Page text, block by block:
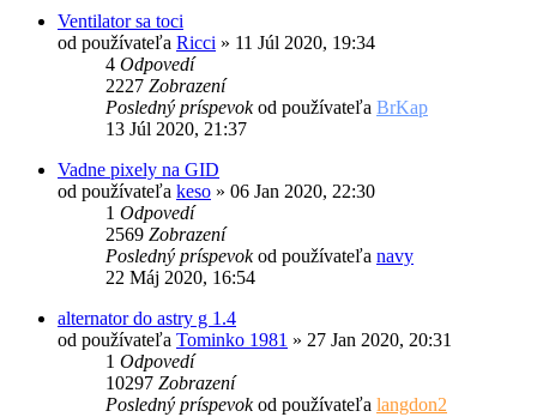
Ventilator sa toci
od používateľa Ricci » 11 Júl 2020, 19:34
4 Odpovedí
2227 Zobrazení
Posledný príspevokod používateľa BrKap
13 Júl 2020, 21:37
Vadne pixely na GID
od používateľa keso » 06 Jan 2020, 22:30
1 Odpovedí
2569 Zobrazení
Posledný príspevokod používateľa navy
22 Máj 2020, 16:54
alternator do astry g 1.4
od používateľa Tominko 1981 » 27 Jan 2020, 20:31
1 Odpovedí
10297 Zobrazení
Posledný príspevokod používateľa langdon2